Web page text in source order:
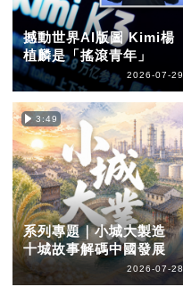
撼動世界AI版圖 Kimi楊
植麟是「搖滾青年」
2026-07-29
3:49
系列專題｜小城大製造
十城故事解碼中國發展
2026-07-28